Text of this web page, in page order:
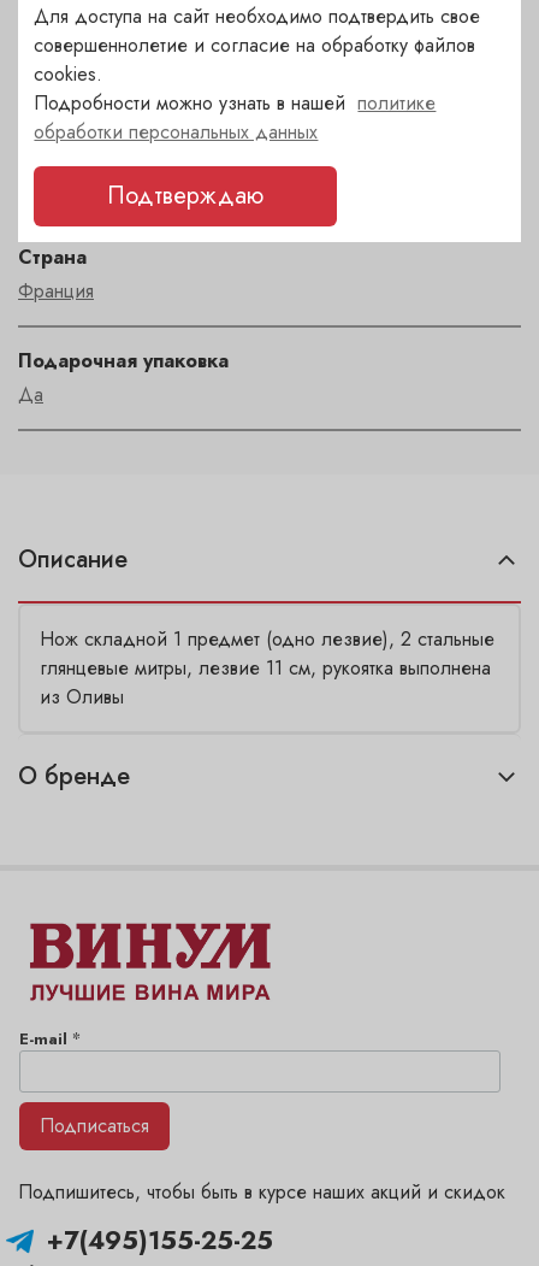
Тип
Нож складной
Страна
Франция
Подарочная упаковка
Да
Описание
Нож складной 1 предмет (одно лезвие), 2 стальные
глянцевые митры, лезвие 11 см, рукоятка выполнена
из Оливы
О бренде
+7(495)155-25-25
Подпишитесь, чтобы быть в курсе наших акций и скидок
E-mail *
Подписаться
Для доступа на сайт необходимо подтвердить свое
совершеннолетие и согласие на обработку файлов
cookies.
Подробности можно узнать в нашейполитике
обработки персональных данных
Подтверждаю